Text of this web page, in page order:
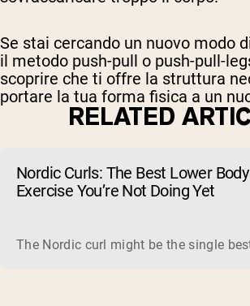
Se stai cercando un nuovo modo
il metodo push-pull o push-pull-
scoprire che ti offre la struttura
portare la tua forma fisica a un
RELATED
Nordic Curls: The Best Lower Body
Exercise You’re Not Doing Yet
The Nordic curl might be the single